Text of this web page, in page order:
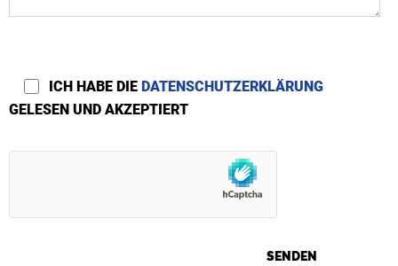
ICH HABE DIE DATENSCHUTZERKLÄRUNG
GELESEN UND AKZEPTIERT